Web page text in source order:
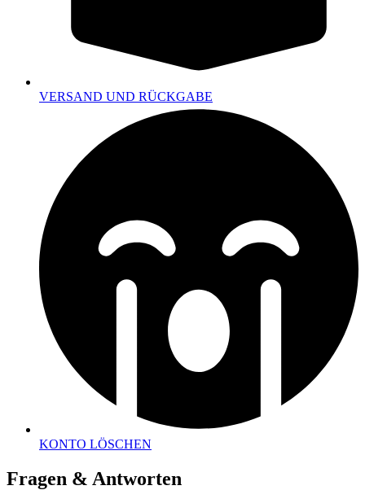
VERSAND UND RÜCKGABE
KONTO LÖSCHEN
Fragen & Antworten